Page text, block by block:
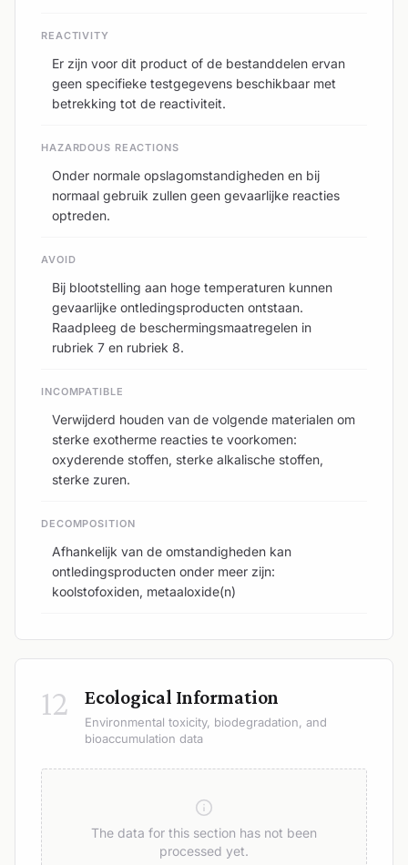
REACTIVITY
Er zijn voor dit product of de bestanddelen ervan
geen specifieke testgegevens beschikbaar met
betrekking tot de reactiviteit.
HAZARDOUS REACTIONS
Onder normale opslagomstandigheden en bij
normaal gebruik zullen geen gevaarlijke reacties
optreden.
AVOID
Bij blootstelling aan hoge temperaturen kunnen
gevaarlijke ontledingsproducten ontstaan.
Raadpleeg de beschermingsmaatregelen in
rubriek 7 en rubriek 8.
INCOMPATIBLE
Verwijderd houden van de volgende materialen om
sterke exotherme reacties te voorkomen:
oxyderende stoffen, sterke alkalische stoffen,
sterke zuren.
DECOMPOSITION
Afhankelijk van de omstandigheden kan
ontledingsproducten onder meer zijn:
koolstofoxiden, metaaloxide(n)
12 Ecological Information
Environmental toxicity, biodegradation, and
bioaccumulation data
The data for this section has not been
processed yet.